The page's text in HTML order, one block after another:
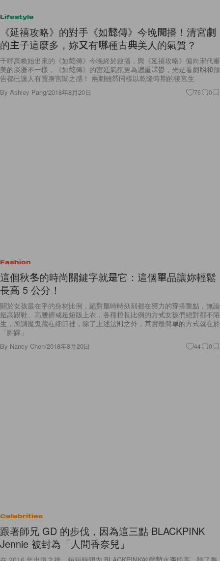
Lifestyle
《延禧攻略》的對手《如懿傳》今晚開播！清宮劇
的主子這麼多，妳又有哪種古典美人的氣質？
千呼萬喚始出來的《如懿傳》今晚終於啟播，與《延禧攻略》偏向宋代審
美的淡雅不一樣，《如懿傳》的宮廷氣氛更為濃重深鬱，光是看劇照和預
告都已讓人有置身宮闈之感！ 兩劇雖然同樣以乾隆時期的後宮生
By Ashley Pang/2018年8月20日 75 0
Fashion
這個秋冬的時尚關鍵字就是它：這個單品讓妳輕鬆
長高 5 公分！
關於女孩最在乎的身材比例，絕對是時時刻刻都在努力的穿搭重點，無論
是高跟鞋、高腰褲或是短版上衣，各種拉長比例的方式女孩們絕對都不陌
生，所謂魔鬼藏在細節裡，除了上述法則之外，其實最簡單的方式就在於
「腳踝」
By Nancy Chen/2018年8月20日 44 0
Celebrities
跟著師兄 GD 的步伐，因為這三點 BLACKPINK
Jennie 被封為「人間香奈兒」